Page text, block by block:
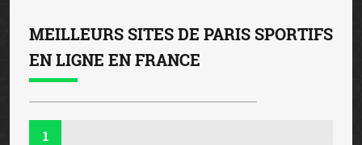
MEILLEURS SITES DE PARIS SPORTIFS
EN LIGNE EN FRANCE
1